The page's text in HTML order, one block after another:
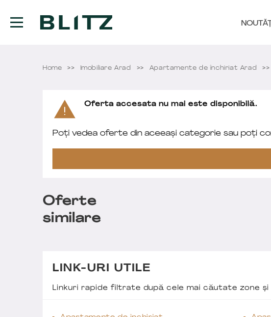
Home Imobiliare Arad Apartamente de închiriat Arad
Oferta accesata nu mai este disponibilă.
Poți vedea oferte din aceeași categorie sau poți
Oferte
similare
LINK-URI UTILE
Linkuri rapide filtrate după cele mai căutate zone și